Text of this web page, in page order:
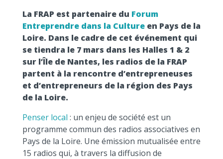
La FRAP est partenaire du Forum
Entreprendre dans la Cultureen Pays de la
Loire. Dans le cadre de cet événement qui
se tiendra le 7 mars dans les Halles 1 & 2
sur l’Île de Nantes, les radios de la FRAP
partent à la rencontre d’entrepreneuses
et d’entrepreneurs de la région des Pays
de la Loire.
Penser local : un enjeu de société est un
programme commun des radios associatives en
Pays de la Loire. Une émission mutualisée entre
15 radios qui, à travers la diffusion de